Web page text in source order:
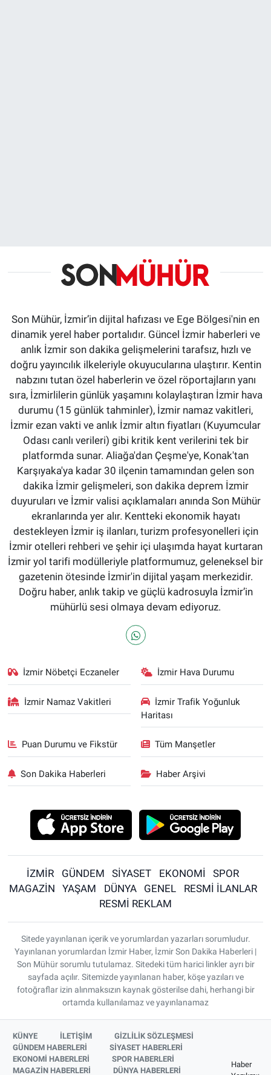
Son Mühür, İzmir’in dijital hafızası ve Ege Bölgesi'nin en
dinamik yerel haber portalıdır. Güncel İzmir haberleri ve
anlık İzmir son dakika gelişmelerini tarafsız, hızlı ve
doğru yayıncılık ilkeleriyle okuyucularına ulaştırır. Kentin
nabzını tutan özel haberlerin ve özel röportajların yanı
sıra, İzmirlilerin günlük yaşamını kolaylaştıran İzmir hava
durumu (15 günlük tahminler), İzmir namaz vakitleri,
İzmir ezan vakti ve anlık İzmir altın fiyatları (Kuyumcular
Odası canlı verileri) gibi kritik kent verilerini tek bir
platformda sunar. Aliağa'dan Çeşme'ye, Konak'tan
Karşıyaka'ya kadar 30 ilçenin tamamından gelen son
dakika İzmir gelişmeleri, son dakika deprem İzmir
duyuruları ve İzmir valisi açıklamaları anında Son Mühür
ekranlarında yer alır. Kentteki ekonomik hayatı
destekleyen İzmir iş ilanları, turizm profesyonelleri için
İzmir otelleri rehberi ve şehir içi ulaşımda hayat kurtaran
İzmir yol tarifi modülleriyle platformumuz, geleneksel bir
gazetenin ötesinde İzmir'in dijital yaşam merkezidir.
Doğru haber, anlık takip ve güçlü kadrosuyla İzmir’in
mühürlü sesi olmaya devam ediyoruz.
İzmir Nöbetçi Eczaneler İzmir Hava Durumu
İzmir Namaz Vakitleri
İzmir Trafik Yoğunluk
Haritası
Puan Durumu ve Fikstür Tüm Manşetler
Son Dakika Haberleri Haber Arşivi
İZMİR GÜNDEM SİYASET EKONOMİ
SPOR
MAGAZİN
YAŞAM DÜNYA GENEL
RESMİ İLANLAR
RESMİ REKLAM
Sitede yayınlanan içerik ve yorumlardan yazarları sorumludur.
Yayınlanan yorumlardan İzmir Haber, İzmir Son Dakika Haberleri |
Son Mühür sorumlu tutulamaz. Sitedeki tüm harici linkler ayrı bir
sayfada açılır. Sitemizde yayınlanan haber, köşe yazıları ve
fotoğraflar izin alınmaksızın kaynak gösterilse dahi, herhangi bir
ortamda kullanılamaz ve yayınlanamaz
KÜNYE İLETİŞİM
GİZLİLİK SÖZLEŞMESİ
GÜNDEM HABERLERİ
SİYASET HABERLERİ
EKONOMİ HABERLERİ
SPOR HABERLERİ
MAGAZİN HABERLERİ
DÜNYA HABERLERİ
Haber